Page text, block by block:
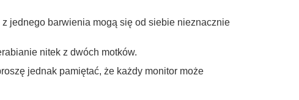
jednego barwienia mogą się od siebie nieznacznie
nitek z dwóch motków.
jednak pamiętać, że każdy monitor może